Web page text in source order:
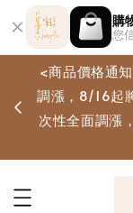
購
您
<商品價格通
調漲，8/16起
次性全面調漲